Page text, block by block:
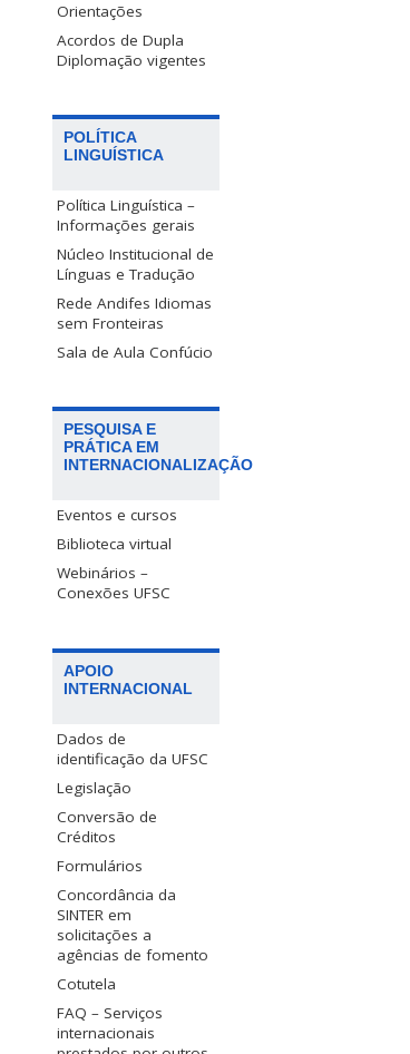
Orientações
Acordos de Dupla
Diplomação vigentes
POLÍTICA
LINGUÍSTICA
Política Linguística –
Informações gerais
Núcleo Institucional de
Línguas e Tradução
Rede Andifes Idiomas
sem Fronteiras
Sala de Aula Confúcio
PESQUISA E
PRÁTICA EM
INTERNACIONALIZAÇÃO
Eventos e cursos
Biblioteca virtual
Webinários –
Conexões UFSC
APOIO
INTERNACIONAL
Dados de
identificação da UFSC
Legislação
Conversão de
Créditos
Formulários
Concordância da
SINTER em
solicitações a
agências de fomento
Cotutela
FAQ – Serviços
internacionais